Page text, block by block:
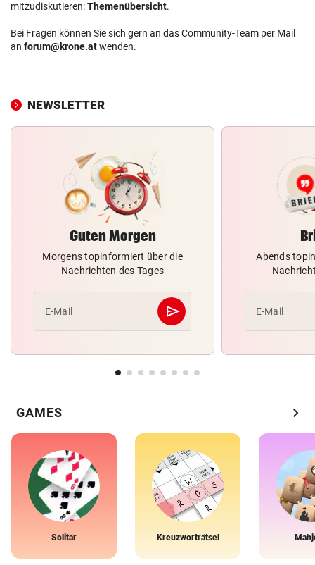
mitzudiskutieren:Themenübersicht.
Bei Fragen können Sie sich gern an das Community-Team per Mail
an forum@krone.atwenden.
NEWSLETTER
Guten Morgen
Morgens topinformiert über die
Nachrichten des Tages
E-Mail send
Abschicken
Abends
E-Mail
GAMES chevron_right
Solitär Kreuzworträtsel